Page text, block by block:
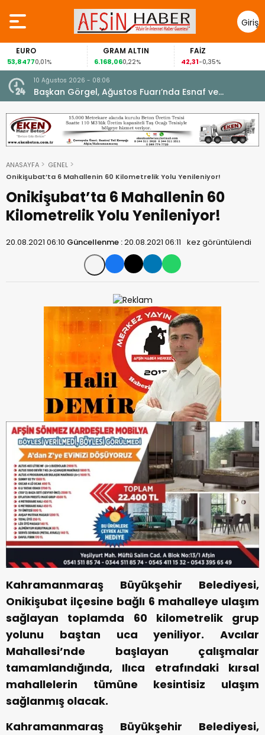
Giriş
Yap
EURO
53,84770,01%
GRAM ALTIN
6.168,060,22%
FAİZ
42,31-0,35%
10 Ağustos 2026 - 08:06
Başkan Görgel, Ağustos Fuarı’nda Esnaf ve
Vatandaşlarla Buluştu.
ANASAYFA
GENEL
Onikişubat’ta 6 Mahallenin 60 Kilometrelik Yolu Yenileniyor!
Onikişubat’ta 6 Mahallenin 60
Kilometrelik Yolu Yenileniyor!
20.08.2021 06:10 Güncellenme :20.08.2021 06:11 kez görüntülendi
Kahramanmaraş Büyükşehir Belediyesi,
Onikişubat ilçesine bağlı 6 mahalleye ulaşım
sağlayan toplamda 60 kilometrelik grup
yolunu baştan uca yeniliyor. Avcılar
Mahallesi’nde başlayan çalışmalar
tamamlandığında, Ilıca etrafındaki kırsal
mahallelerin tümüne kesintisiz ulaşım
sağlanmış olacak.
Kahramanmaraş Büyükşehir Belediyesi,